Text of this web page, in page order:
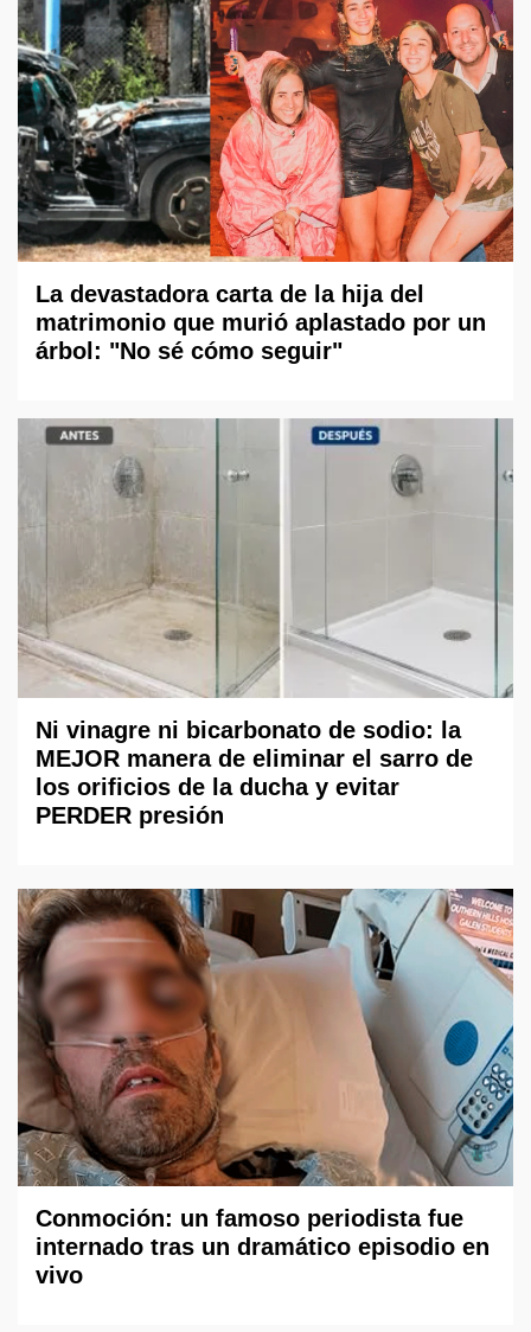
La devastadora carta de la hija del
matrimonio que murió aplastado por un
árbol: "No sé cómo seguir"
Ni vinagre ni bicarbonato de sodio: la
MEJOR manera de eliminar el sarro de
los orificios de la ducha y evitar
PERDER presión
Conmoción: un famoso periodista fue
internado tras un dramático episodio en
vivo